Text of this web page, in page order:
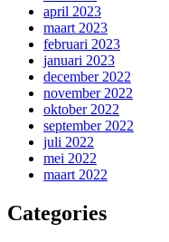
april 2023
maart 2023
februari 2023
januari 2023
december 2022
november 2022
oktober 2022
september 2022
juli 2022
mei 2022
maart 2022
Categories